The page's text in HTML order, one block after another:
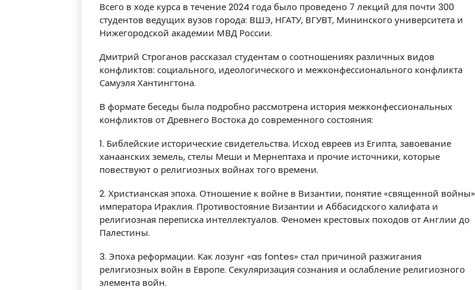
Всего в ходе курса в течение 2024 года было проведено 7 лекций для почти 300
студентов ведущих вузов города: ВШЭ, НГАТУ, ВГУВТ, Мининского университета и
Нижегородской академии МВД России.
Дмитрий Строганов рассказал студентам о соотношениях различных видов
конфликтов: социального, идеологического и межконфессионального конфликта
Самуэля Хантингтона.
В формате беседы была подробно рассмотрена история межконфессиональных
конфликтов от Древнего Востока до современного состояния:
1. Библейские исторические свидетельства. Исход евреев из Египта, завоевание
ханаанских земель, стелы Меши и Мернептаха и прочие источники, которые
повествуют о религиозных войнах того времени.
2. Христианская эпоха. Отношение к войне в Византии, понятие «священной войны»
императора Ираклия. Противостояние Византии и Аббасидского халифата и
религиозная переписка интеллектуалов. Феномен крестовых походов от Англии до
Палестины.
3. Эпоха реформации. Как лозунг «as fontes» стал причиной разжигания
религиозных войн в Европе. Секуляризация сознания и ослабление религиозного
элемента войн.